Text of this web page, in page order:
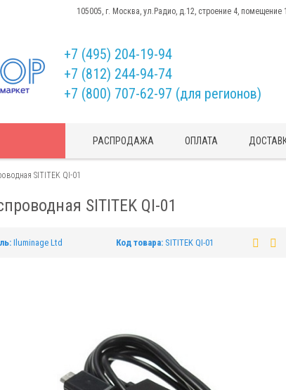
105005, г. Москва, ул.Радио, д.12, строение 4, помещение 1
+7 (495) 204-19-94
+7 (812) 244-94-74
+7 (800) 707-62-97 (для регионов)
РАСПРОДАЖА ОПЛАТА
SITITEK QI-01
SITITEK QI-01
Iluminage Ltd Код товара: SITITEK QI-01